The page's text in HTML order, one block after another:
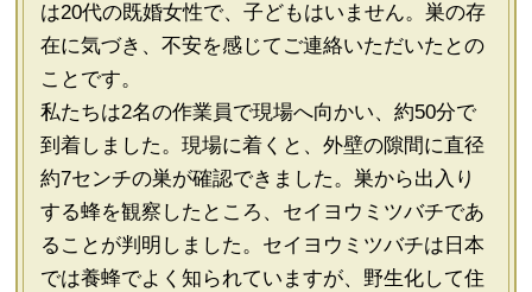
は20代の既婚女性で、子どもはいません。巣の存
在に気づき、不安を感じてご連絡いただいたとの
ことです。
私たちは2名の作業員で現場へ向かい、約50分で
到着しました。現場に着くと、外壁の隙間に直径
約7センチの巣が確認できました。巣から出入り
する蜂を観察したところ、セイヨウミツバチであ
ることが判明しました。セイヨウミツバチは日本
では養蜂でよく知られていますが、野生化して住